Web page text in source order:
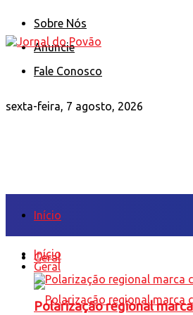
Sobre Nós
Anuncie
Fale Conosco
sexta-feira, 7 agosto, 2026
Início
Geral
Início
Geral
Polarização regional